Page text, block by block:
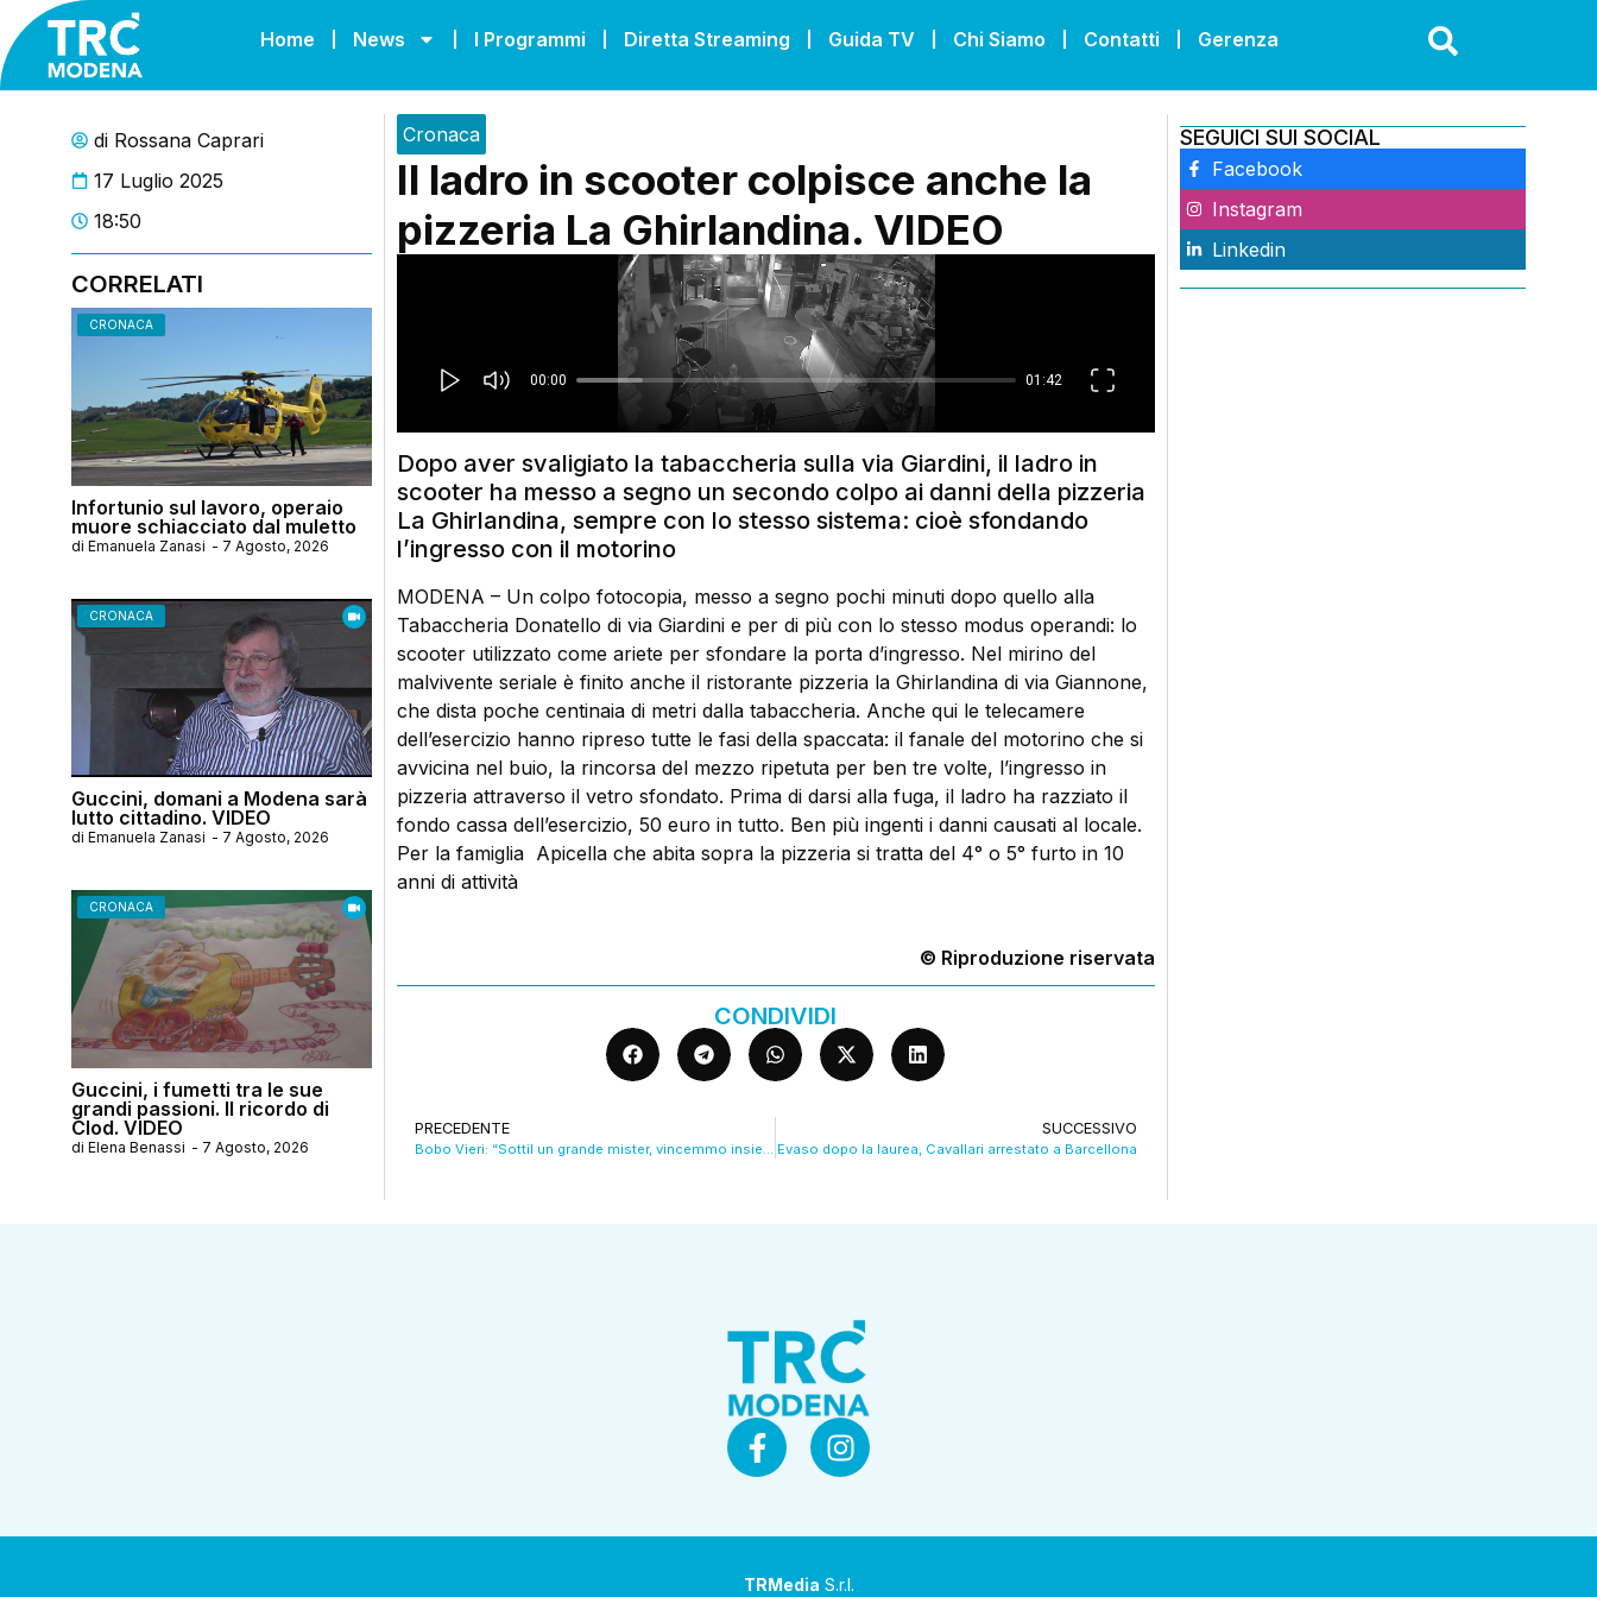
Home News I Programmi Diretta Streaming Guida TV Chi Siamo Contatti Gerenza
di Rossana Caprari
17 Luglio 2025
18:50
CORRELATI
CRONACA
Infortunio sul lavoro, operaio
muore schiacciato dal muletto
di Emanuela Zanasi - 7 Agosto, 2026
CRONACA
Guccini, domani a Modena sarà
lutto cittadino. VIDEO
di Emanuela Zanasi - 7 Agosto, 2026
CRONACA
Guccini, i fumetti tra le sue
grandi passioni. Il ricordo di
Clod. VIDEO
di Elena Benassi - 7 Agosto, 2026
Cronaca
Il ladro in scooter colpisce anche la
pizzeria La Ghirlandina. VIDEO
Dopo aver svaligiato la tabaccheria sulla via Giardini, il ladro in
scooter ha messo a segno un secondo colpo ai danni della pizzeria
La Ghirlandina, sempre con lo stesso sistema: cioè sfondando
l’ingresso con il motorino
MODENA – Un colpo fotocopia, messo a segno pochi minuti dopo quello alla
Tabaccheria Donatello di via Giardini e per di più con lo stesso modus operandi: lo
scooter utilizzato come ariete per sfondare la porta d’ingresso. Nel mirino del
malvivente seriale è finito anche il ristorante pizzeria la Ghirlandina di via Giannone,
che dista poche centinaia di metri dalla tabaccheria. Anche qui le telecamere
dell’esercizio hanno ripreso tutte le fasi della spaccata: il fanale del motorino che si
avvicina nel buio, la rincorsa del mezzo ripetuta per ben tre volte, l’ingresso in
pizzeria attraverso il vetro sfondato. Prima di darsi alla fuga, il ladro ha razziato il
fondo cassa dell’esercizio, 50 euro in tutto. Ben più ingenti i danni causati al locale.
Per la famiglia Apicella che abita sopra la pizzeria si tratta del 4° o 5° furto in 10
anni di attività
© Riproduzione riservata
CONDIVIDI
PRECEDENTE
Bobo Vieri: “Sottil un grande mister, vincemmo insieme il campionato primavera al Toro”. VIDEO
SUCCESSIVO
Evaso dopo la laurea, Cavallari arrestato a Barcellona
SEGUICI SUI SOCIAL
Facebook
Instagram
Linkedin
TRMedia S.r.l.